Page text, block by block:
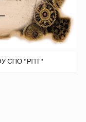
СПО "РПТ"